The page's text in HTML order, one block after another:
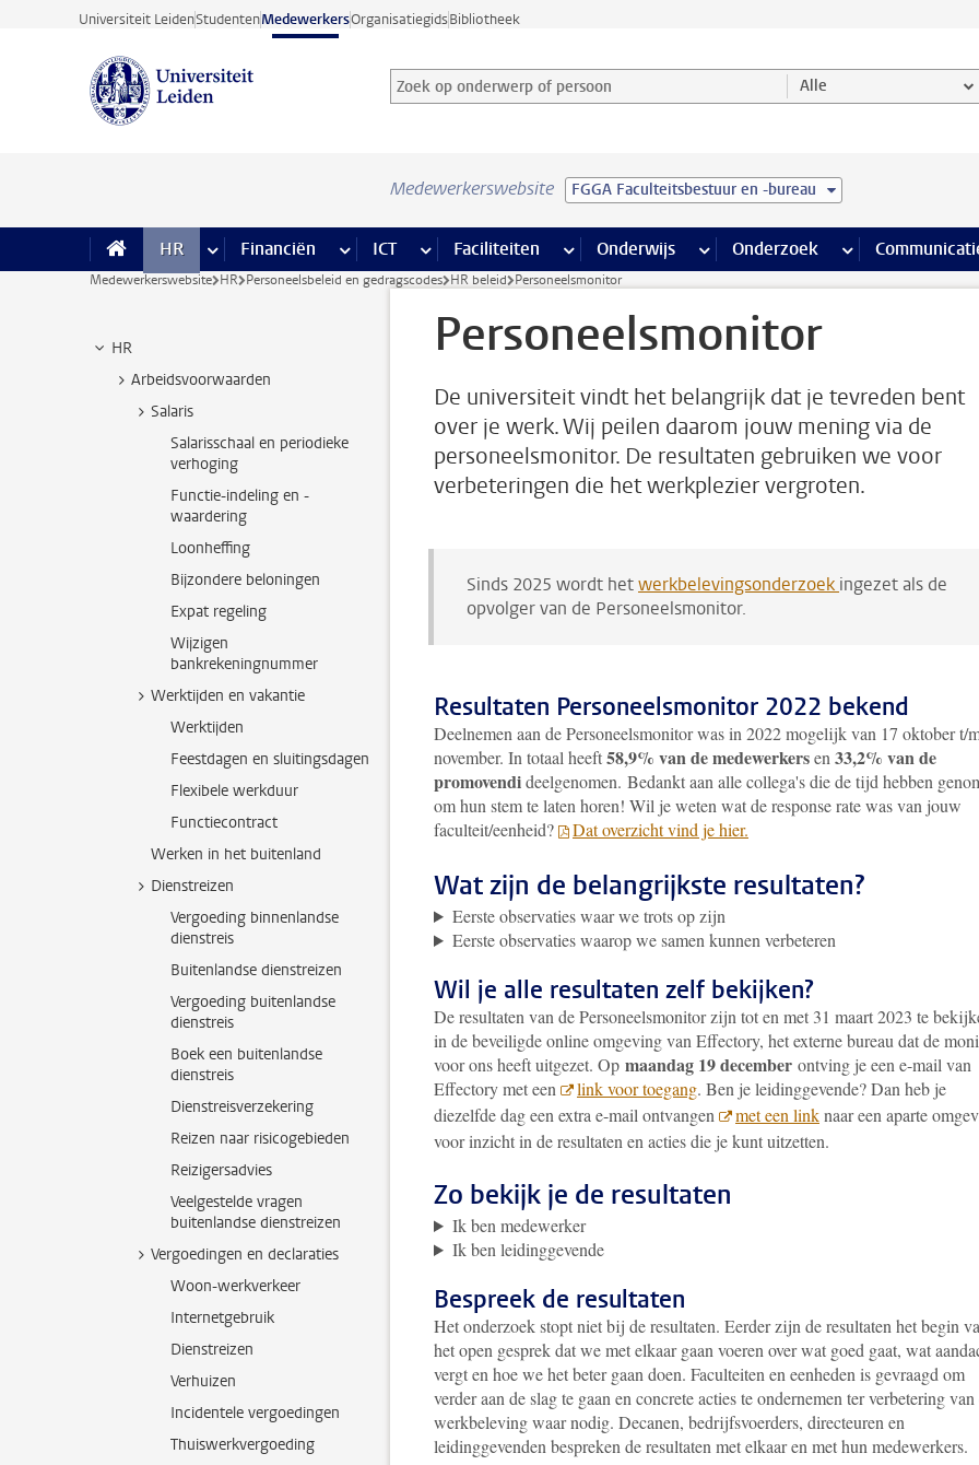
Ga direct naar de inhoud
Universiteit LeidenStudentenMedewerkersOrganisatiegidsBibliotheek
Zoek op onderwerp of persoon en selecteer categorie
Zoekterm Alle
Medewerkerswebsite FGGA Faculteitsbestuur en -bureau
HR meer HR pagina’s
Financiën meer Financiën pagina’s
ICT meer ICT pagina’s
Faciliteiten meer Faciliteiten pagina’s
Onderwijs meer Onderwijs pagina’s
Onderzoek meer Onderzoek
Medewerkerswebsite HR Personeelsbeleid en gedragscodes HR beleid Personeelsmonitor
HR
Arbeidsvoorwaarden
Salaris
Salarisschaal en periodieke
verhoging
Functie-indeling en -
waardering
Loonheffing
Bijzondere beloningen
Expat regeling
Wijzigen
bankrekeningnummer
Werktijden en vakantie
Werktijden
Feestdagen en sluitingsdagen
Flexibele werkduur
Functiecontract
Werken in het buitenland
Dienstreizen
Vergoeding binnenlandse
dienstreis
Buitenlandse dienstreizen
Vergoeding buitenlandse
dienstreis
Boek een buitenlandse
dienstreis
Dienstreisverzekering
Reizen naar risicogebieden
Reizigersadvies
Veelgestelde vragen
buitenlandse dienstreizen
Vergoedingen en declaraties
Woon-werkverkeer
Internetgebruik
Dienstreizen
Verhuizen
Incidentele vergoedingen
Thuiswerkvergoeding
Personeelsmonitor
De universiteit vindt het belangrijk dat je tevreden bent
over je werk. Wij peilen daarom jouw mening via de
personeelsmonitor. De resultaten gebruiken we voor
verbeteringen die het werkplezier vergroten.
Sinds 2025 wordt hetwerkbelevingsonderzoek ingezet als de
opvolger van de Personeelsmonitor.
Resultaten Personeelsmonitor 2022 bekend
Deelnemen aan de Personeelsmonitor was in 2022 mogelijk van 17 oktober t/
november. In totaal heeft58,9% van de medewerkersen 33,2% van de
promovendideelgenomen. Bedankt aan alle collega's die de tijd hebben
om hun stem te laten horen! Wil je weten wat de response rate was van jouw
faculteit/eenheid?
Dat overzicht vind je hier.
Wat zijn de belangrijkste resultaten?
Eerste observaties waar we trots op zijn
Eerste observaties waarop we samen kunnen verbeteren
Wil je alle resultaten zelf bekijken?
De resultaten van de Personeelsmonitor zijn tot en met 31 maart 2023 te
in de beveiligde online omgeving van Effectory, het externe bureau dat de
voor ons heeft uitgezet. Op maandag 19 december ontving je een e-mail van
Effectory met een
link voor toegang. Ben je leidinggevende? Dan heb je
diezelfde dag een extra e-mail ontvangen
met een linknaar een aparte
voor inzicht in de resultaten en acties die je kunt uitzetten.
Zo bekijk je de resultaten
Ik ben medewerker
Ik ben leidinggevende
Bespreek de resultaten
Het onderzoek stopt niet bij de resultaten. Eerder zijn de resultaten het begin
het open gesprek dat we met elkaar gaan voeren over wat goed gaat, wat
vergt en hoe we het beter gaan doen. Faculteiten en eenheden is gevraagd om
verder aan de slag te gaan en concrete acties te ondernemen ter verbetering van
werkbeleving waar nodig. Decanen, bedrijfsvoerders, directeuren en
leidinggevenden bespreken de resultaten met elkaar en met hun medewerkers.